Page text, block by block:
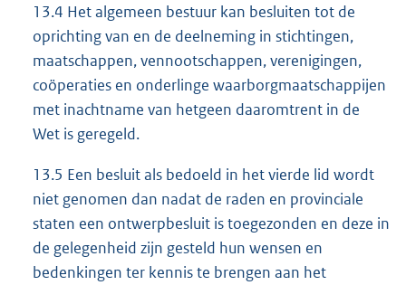
13.4 Het algemeen bestuur kan besluiten tot de
oprichting van en de deelneming in stichtingen,
maatschappen, vennootschappen, verenigingen,
coöperaties en onderlinge waarborgmaatschappijen
met inachtname van hetgeen daaromtrent in de
Wet is geregeld.
13.5 Een besluit als bedoeld in het vierde lid wordt
niet genomen dan nadat de raden en provinciale
staten een ontwerpbesluit is toegezonden en deze in
de gelegenheid zijn gesteld hun wensen en
bedenkingen ter kennis te brengen aan het